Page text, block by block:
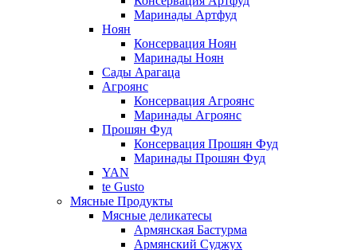
Маринады Артфуд
Ноян
Консервация Ноян
Маринады Ноян
Сады Арагаца
Агроянс
Консервация Агроянс
Маринады Агроянс
Прошян Фуд
Консервация Прошян Фуд
Маринады Прошян Фуд
YAN
te Gusto
Мясные Продукты
Мясные деликатесы
Армянская Бастурма
Армянский Суджух